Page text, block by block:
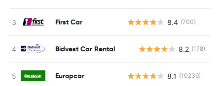
First Car 8.4 (700)
Bidvest Car Rental 8.2 (178)
Europcar 8.1 (10239)